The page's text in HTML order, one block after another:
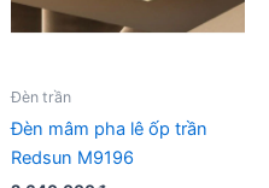
Đèn trần
Đèn mâm pha lê ốp trần
Redsun M9196